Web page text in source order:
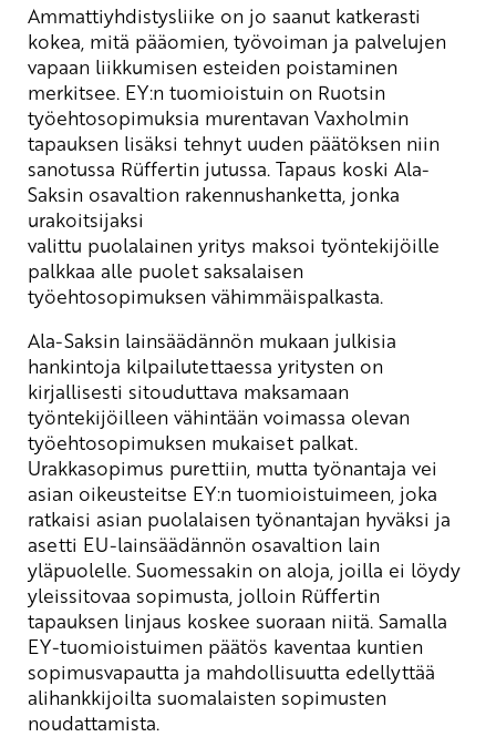
Ammattiyhdistysliike on jo saanut katkerasti
kokea, mitä pääomien, työvoiman ja palvelujen
vapaan liikkumisen esteiden poistaminen
merkitsee. EY:n tuomioistuin on Ruotsin
työehtosopimuksia murentavan Vaxholmin
tapauksen lisäksi tehnyt uuden päätöksen niin
sanotussa Rüffertin jutussa. Tapaus koski Ala-
Saksin osavaltion rakennushanketta, jonka
urakoitsijaksi
valittu puolalainen yritys maksoi työntekijöille
palkkaa alle puolet saksalaisen
työehtosopimuksen vähimmäispalkasta.
Ala-Saksin lainsäädännön mukaan julkisia
hankintoja kilpailutettaessa yritysten on
kirjallisesti sitouduttava maksamaan
työntekijöilleen vähintään voimassa olevan
työehtosopimuksen mukaiset palkat.
Urakkasopimus purettiin, mutta työnantaja vei
asian oikeusteitse EY:n tuomioistuimeen, joka
ratkaisi asian puolalaisen työnantajan hyväksi ja
asetti EU-lainsäädännön osavaltion lain
yläpuolelle. Suomessakin on aloja, joilla ei löydy
yleissitovaa sopimusta, jolloin Rüffertin
tapauksen linjaus koskee suoraan niitä. Samalla
EY-tuomioistuimen päätös kaventaa kuntien
sopimusvapautta ja mahdollisuutta edellyttää
alihankkijoilta suomalaisten sopimusten
noudattamista.